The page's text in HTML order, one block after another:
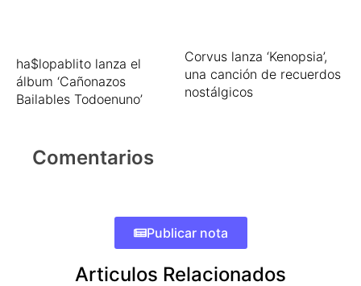
ha$lopablito lanza el
álbum ‘Cañonazos
Bailables Todoenuno’
Corvus lanza ‘Kenopsia’,
una canción de recuerdos
nostálgicos
Comentarios
Publicar nota
Articulos Relacionados